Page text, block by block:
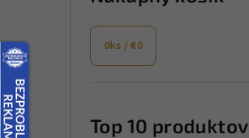
0ks /€0
Top 10 produktov